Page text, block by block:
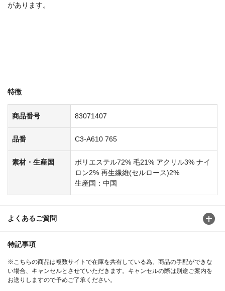
があります。
特徴
商品番号 83071407
品番 C3-A610 765
素材・生産国
ポリエステル72% 毛21% アクリル3% ナイ
ロン2% 再生繊維(セルロース)2%
生産国：中国
よくあるご質問
特記事項
※こちらの商品は複数サイトで在庫を共有している為、商品の手配ができな
い場合、キャンセルとさせていただきます。キャンセルの際は別途ご案内を
お送りしますので予めご了承ください。